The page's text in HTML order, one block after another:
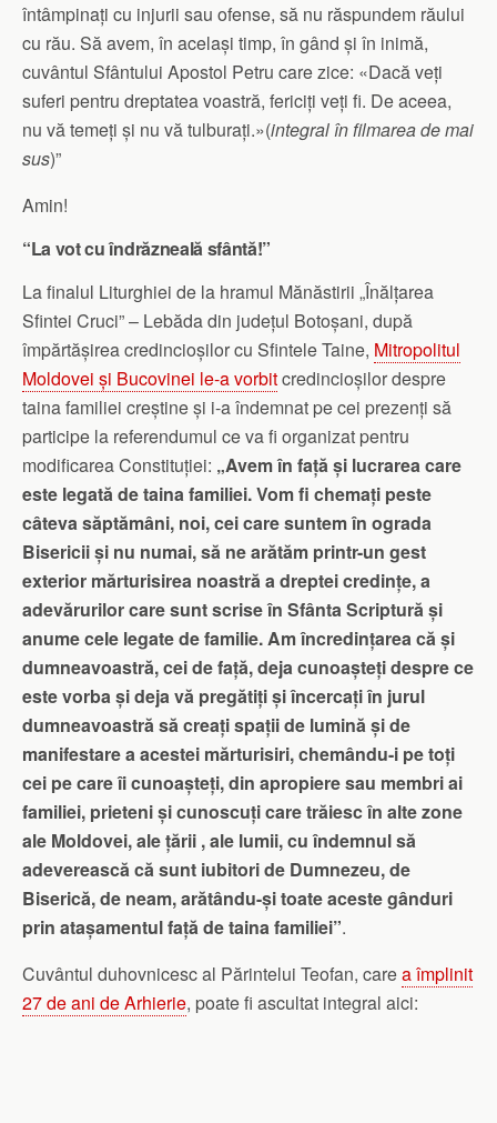
întâmpinați cu injurii sau ofense, să nu răspundem răului
cu rău. Să avem, în același timp, în gând și în inimă,
cuvântul Sfântului Apostol Petru care zice: «Dacă veți
suferi pentru dreptatea voastră, fericiți veți fi. De aceea,
nu vă temeți și nu vă tulburați.»(integral în filmarea de mai
sus)”
Amin!
“La vot cu îndrăzneală sfântă!”
La finalul Liturghiei de la hramul Mănăstirii „Înălțarea
Sfintei Cruci” – Lebăda din județul Botoșani, după
împărtășirea credincioșilor cu Sfintele Taine, Mitropolitul
Moldovei și Bucovinei le-a vorbitcredincioșilor despre
taina familiei creștine și i-a îndemnat pe cei prezenți să
participe la referendumul ce va fi organizat pentru
modificarea Constituției: „Avem în față și lucrarea care
este legată de taina familiei. Vom fi chemați peste
câteva săptămâni, noi, cei care suntem în ograda
Bisericii și nu numai, să ne arătăm printr-un gest
exterior mărturisirea noastră a dreptei credințe, a
adevărurilor care sunt scrise în Sfânta Scriptură și
anume cele legate de familie. Am încredințarea că și
dumneavoastră, cei de față, deja cunoașteți despre ce
este vorba și deja vă pregătiți și încercați în jurul
dumneavoastră să creați spații de lumină și de
manifestare a acestei mărturisiri, chemându-i pe toți
cei pe care îi cunoașteți, din apropiere sau membri ai
familiei, prieteni și cunoscuți care trăiesc în alte zone
ale Moldovei, ale țării , ale lumii, cu îndemnul să
adeverească că sunt iubitori de Dumnezeu, de
Biserică, de neam, arătându-și toate aceste gânduri
prin atașamentul față de taina familiei”.
Cuvântul duhovnicesc al Părintelui Teofan, carea împlinit
27 de ani de Arhierie, poate fi ascultat integral aici: